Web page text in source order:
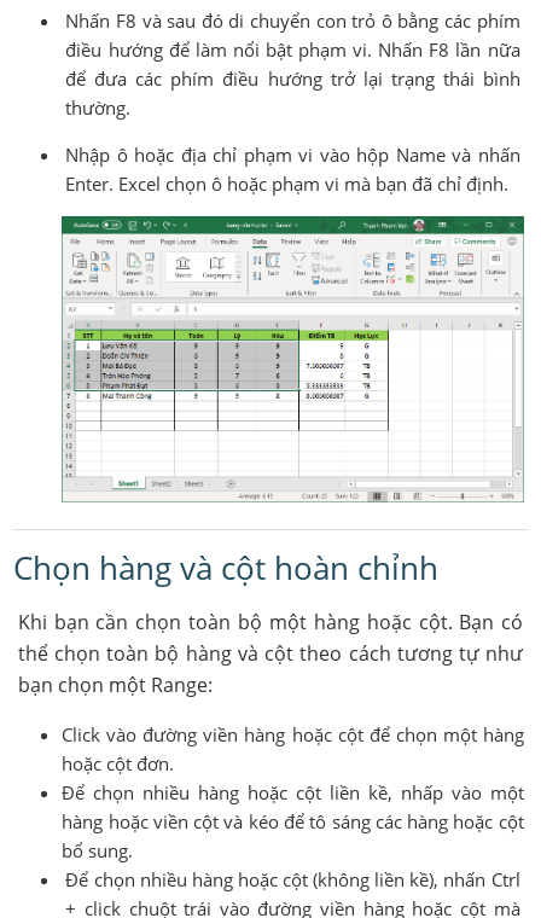
Nhấn F8 và sau đó di chuyển con trỏ ô bằng các phím
điều hướng để làm nổi bật phạm vi. Nhấn F8 lần nữa
để đưa các phím điều hướng trở lại trạng thái bình
thường.
Nhập ô hoặc địa chỉ phạm vi vào hộp Name và nhấn
Enter. Excel chọn ô hoặc phạm vi mà bạn đã chỉ định.
Chọn hàng và cột hoàn chỉnh
Khi bạn cần chọn toàn bộ một hàng hoặc cột. Bạn có
thể chọn toàn bộ hàng và cột theo cách tương tự như
bạn chọn một Range:
Click vào đường viền hàng hoặc cột để chọn một hàng
hoặc cột đơn.
Để chọn nhiều hàng hoặc cột liền kề, nhấp vào một
hàng hoặc viền cột và kéo để tô sáng các hàng hoặc cột
bổ sung.
Để chọn nhiều hàng hoặc cột (không liền kề), nhấn Ctrl
+ click chuột trái vào đường viền hàng hoặc cột mà